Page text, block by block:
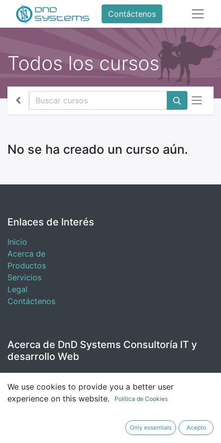
Contáctenos
Todos los cursos
No se ha creado un curso aún.
Enlaces de Interés
Inicio
Acerca de
Productos
Servicios
Legal
Contáctenos
Acerca de DnD Systems Consultoría IT y
desarrollo Web
Instalaciones, Mantenimiento, Monitorización y
Administracion de servidores de todas las gamas,
Tenemos una gran reputación creada con un servicio
We use cookies to provide you a better user
experience on this website.
Política de Cookies
Only essentials Acepto